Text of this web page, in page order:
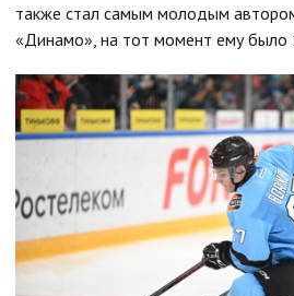
также стал самым молодым
«Динамо», на тот момент ему было